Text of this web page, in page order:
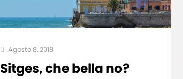
Agosto 8, 2018
Sitges, che bella no?